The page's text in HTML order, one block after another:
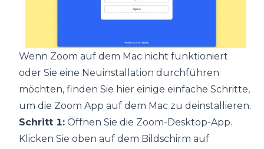
Wenn Zoom auf dem Mac nicht funktioniert
oder Sie eine Neuinstallation durchführen
möchten, finden Sie hier einige einfache Schritte,
um die Zoom App auf dem Mac zu deinstallieren.
Schritt 1: Öffnen Sie die Zoom-Desktop-App.
Klicken Sie oben auf dem Bildschirm auf